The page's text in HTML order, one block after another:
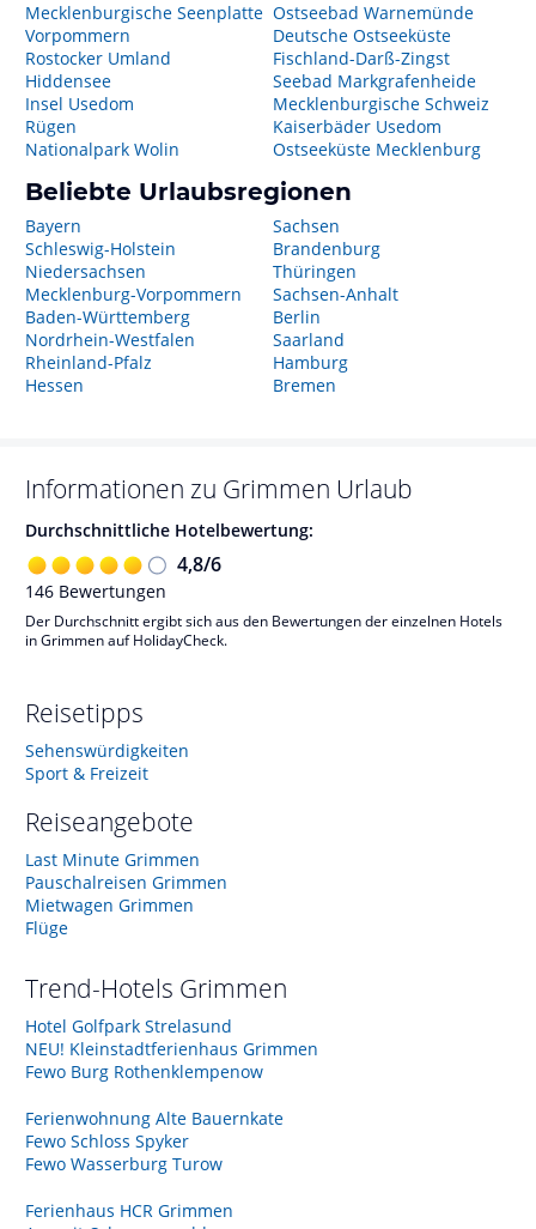
Mecklenburgische Seenplatte
Vorpommern
Rostocker Umland
Hiddensee
Insel Usedom
Rügen
Nationalpark Wolin
Ostseebad Warnemünde
Deutsche Ostseeküste
Fischland-Darß-Zingst
Seebad Markgrafenheide
Mecklenburgische Schweiz
Kaiserbäder Usedom
Ostseeküste Mecklenburg
Beliebte Urlaubsregionen
Bayern
Schleswig-Holstein
Niedersachsen
Mecklenburg-Vorpommern
Baden-Württemberg
Nordrhein-Westfalen
Rheinland-Pfalz
Hessen
Sachsen
Brandenburg
Thüringen
Sachsen-Anhalt
Berlin
Saarland
Hamburg
Bremen
Informationen zu Grimmen Urlaub
Durchschnittliche Hotelbewertung:
4,8/6
146 Bewertungen
Der Durchschnitt ergibt sich aus den Bewertungen der einzelnen Hotels
in Grimmen auf HolidayCheck.
Reisetipps
Sehenswürdigkeiten
Sport & Freizeit
Reiseangebote
Last Minute Grimmen
Pauschalreisen Grimmen
Mietwagen Grimmen
Flüge
Trend-Hotels Grimmen
Hotel Golfpark Strelasund
NEU! Kleinstadtferienhaus Grimmen
Fewo Burg Rothenklempenow
Ferienwohnung Alte Bauernkate
Fewo Schloss Spyker
Fewo Wasserburg Turow
Ferienhaus HCR Grimmen